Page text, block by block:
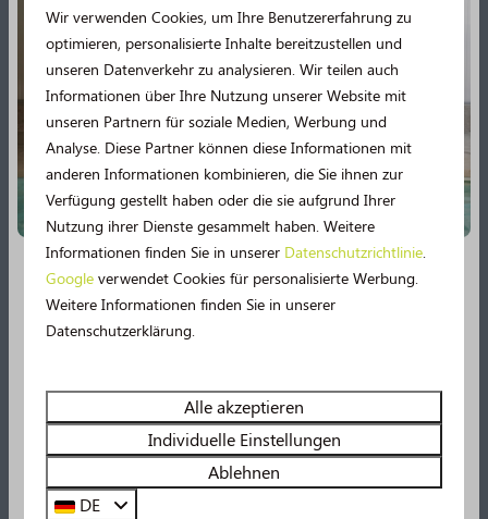
Kontakt
Langeloërweg 63
9331 VA Norg
0592 - 61 22 81
info@norgerberg.nl
Senden Sie uns eine Whatsapp-Nachricht
Neu im Jahr 2026!
Erleben Sie unter anderem noch mehr Wasserspaß im
Schwimmbad, denn es gibt bald eine49 m lange
Wasserrutscheund ein Planschbecken!
Sehen Sie sich hier alle Neuerungen an!
Wir verwenden Cookies, um Ihre Benutzererfahrung zu
optimieren, personalisierte Inhalte bereitzustellen und
unseren Datenverkehr zu analysieren. Wir teilen auch
Informationen über Ihre Nutzung unserer Website mit
unseren Partnern für soziale Medien, Werbung und
Analyse. Diese Partner können diese Informationen mit
anderen Informationen kombinieren, die Sie ihnen zur
Verfügung gestellt haben oder die sie aufgrund Ihrer
Nutzung ihrer Dienste gesammelt haben. Weitere
Informationen finden Sie in unserer Datenschutzrichtlinie.
Google verwendet Cookies für personalisierte Werbung.
Weitere Informationen finden Sie in unserer
Datenschutzerklärung.
Alle akzeptieren
Individuelle Einstellungen
Ablehnen
DE